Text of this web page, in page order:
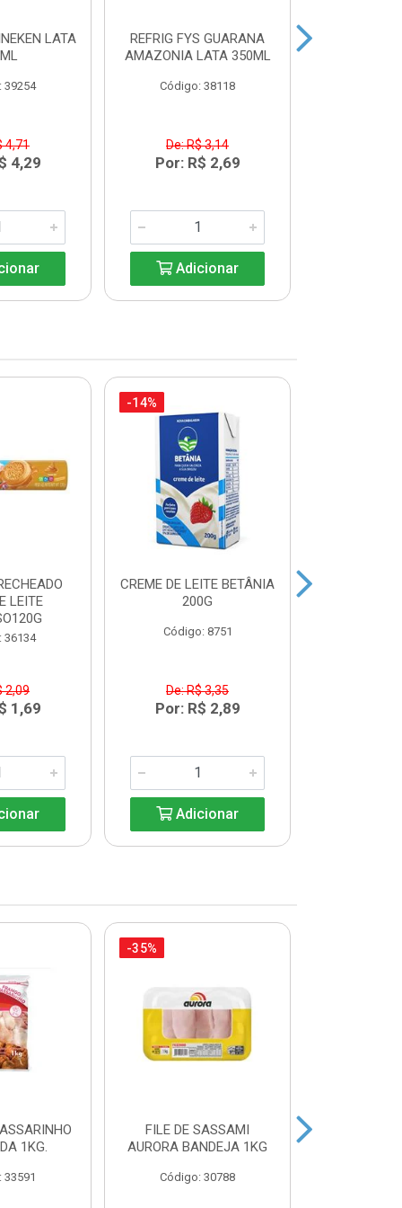
LATA
39254
4,71
4,29
REFRIG FYS GUARANA
AMAZONIA LATA 350ML
Código: 38118
De: R$ 3,14
Por: R$ 2,69
Adicionar
LEITE
36134
2,09
1,69
-14%
CREME DE LEITE BETÂNIA
200G
Código: 8751
De: R$ 3,35
Por: R$ 2,89
Adicionar
1KG.
33591
-35%
FILE DE SASSAMI
AURORA BANDEJA 1KG
Código: 30788